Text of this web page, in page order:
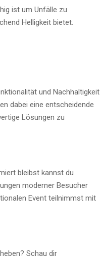
ist um Unfälle zu
Helligkeit bietet.
und Nachhaltigkeit
dabei eine entscheidende
Lösungen zu
bleibst kannst du
moderner Besucher
Event teilnimmst mit
Schau dir